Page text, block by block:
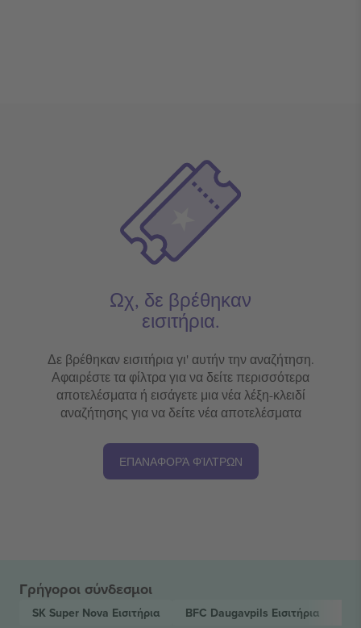
Ωχ, δε βρέθηκαν
εισιτήρια.
Δε βρέθηκαν εισιτήρια γι' αυτήν την αναζήτηση.
Αφαιρέστε τα φίλτρα για να δείτε περισσότερα
αποτελέσματα ή εισάγετε μια νέα λέξη-κλειδί
αναζήτησης για να δείτε νέα αποτελέσματα
ΕΠΑΝΑΦΟΡΆ ΦΊΛΤΡΩΝ
Γρήγοροι σύνδεσμοι
SK Super Nova Εισιτήρια BFC Daugavpils Εισιτήρια